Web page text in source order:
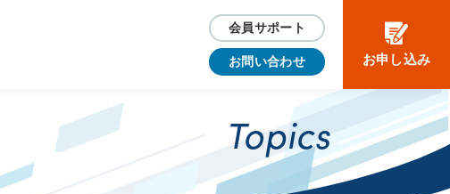
会員サポート
お問い合わせ お申し込み
Topics